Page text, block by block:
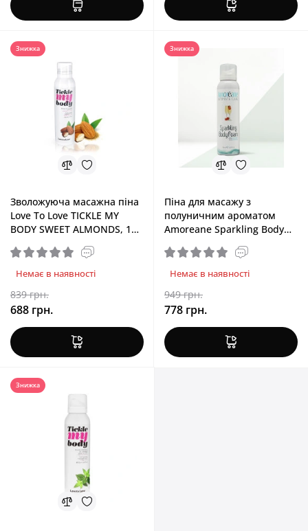
Знижка
Зволожуюча масажна піна
Love To Love TICKLE MY
BODY SWEET ALMONDS, 150
Немає в наявності
839 грн.
688 грн.
Знижка
Піна для масажу з
полуничним ароматом
Amoreane Sparkling Body
Foam Strawberry
Champagne, 150 ml
Немає в наявності
949 грн.
778 грн.
Знижка